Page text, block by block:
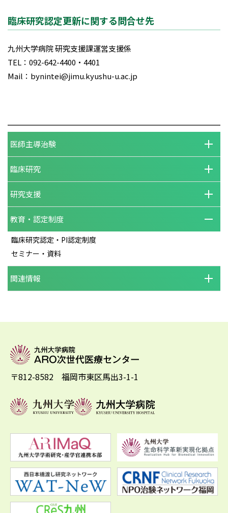
臨床研究認定更新に関する問合せ先
九州大学病院 研究支援課運営支援係
TEL：092-642-4400・4401
Mail：bynintei@jimu.kyushu-u.ac.jp
医師主導治験
臨床研究
研究支援
教育・認定制度
臨床研究認定・PI認定制度
セミナー・資料
関連情報
〒812-8582 福岡市東区馬出3-1-1